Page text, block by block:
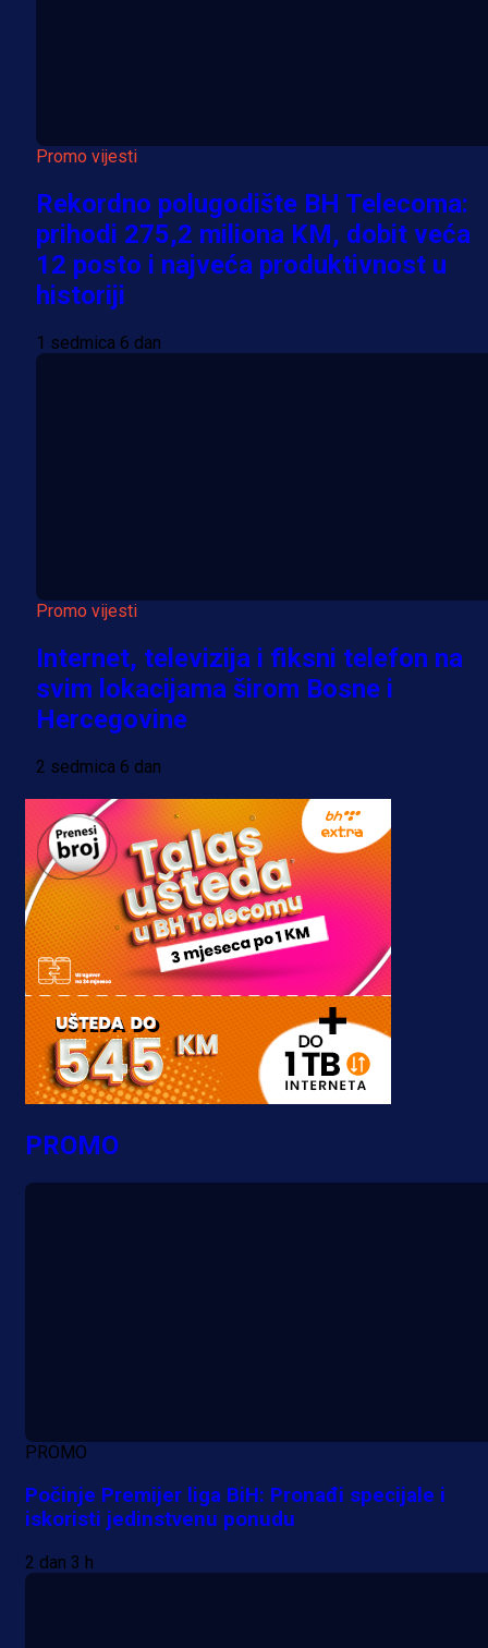
Promo vijesti
Rekordno polugodište BH Telecoma:
prihodi 275,2 miliona KM, dobit veća
12 posto i najveća produktivnost u
historiji
1 sedmica 6 dan
Promo vijesti
Internet, televizija i fiksni telefon na
svim lokacijama širom Bosne i
Hercegovine
2 sedmica 6 dan
PROMO
PROMO
Počinje Premijer liga BiH: Pronađi specijale i
iskoristi jedinstvenu ponudu
2 dan 3 h